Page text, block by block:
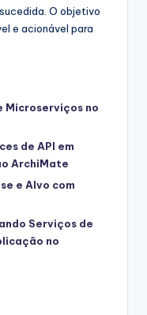
O objetivo
e acionável para
Microserviços no
de API em
ArchiMate
e Alvo com
Serviços de
no